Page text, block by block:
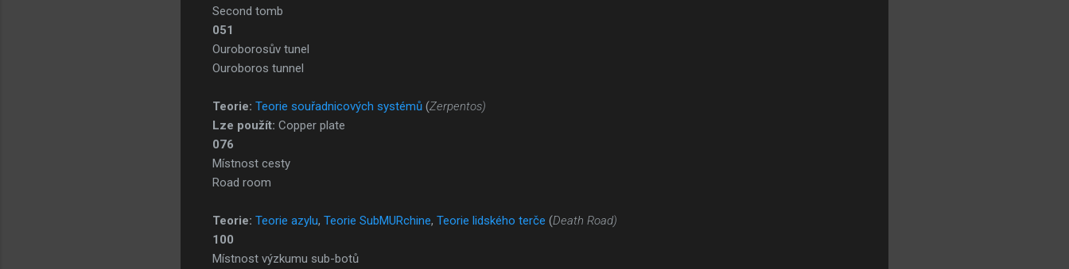
Second tomb
051
Ouroborosův tunel
Ouroboros tunnel
Teorie: Teorie souřadnicových systémů (Zerpentos)
Lze použít: Copper plate
076
Místnost cesty
Road room
Teorie: Teorie azylu, Teorie SubMURchine, Teorie lidského terče (Death Road)
100
Místnost výzkumu sub-botů